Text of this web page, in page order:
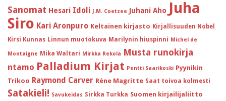
Sanomat Hesari Idoli J.M. Coetzee Juhani Aho Juha
Siro Kari Aronpuro Keltainen kirjasto Kirjallisuuden Nobel
Kirsi Kunnas Linnun muotokuva Marilynin hiuspinni Michel de
Montaigne Mika Waltari Mirkka Rekola Musta runokirja
ntamo Palladium Kirjat Pentti Saarikoski Pyynikin
Trikoo Raymond Carver Réne Magritte Saat toivoa kolmesti
Satakieli! Savukeidas Sirkka Turkka Suomen kirjailijaliitto